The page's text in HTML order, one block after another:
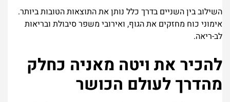
השילוב בין השניים בדרך כלל נותן את התוצאות הטובות ביותר.
אימוני כוח מחזקים את הגוף, ואירובי משפר סיבולת ובריאות
לב-ריאה.
להכיר את ויטה מאניה כחלק
מהדרך לעולם הכושר